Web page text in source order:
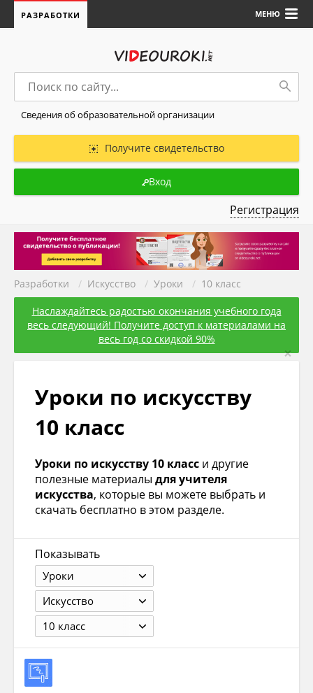
МЕНЮ
РАЗРАБОТКИ
Сведения об образовательной организации
Получите свидетельство
Вход
Регистрация
Разработки / Искуcство / Уроки / 10 класс
Наслаждайтесь радостью окончания учебного года
весь следующий! Получите доступ к материалами на
весь год со скидкой 90%
×
Уроки по искуcству
10 класс
Уроки по искуcству 10 класс и другие
полезные материалы для учителя
искусcтва, которые вы можете выбрать и
скачать бесплатно в этом разделе.
Показывать
Уроки
Искуcство
10 класс